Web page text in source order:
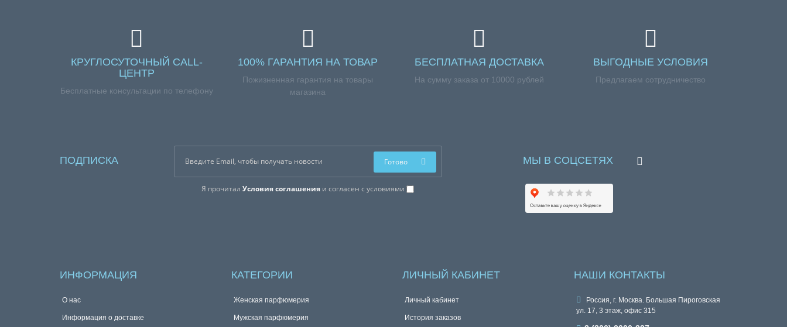
КРУГЛОСУТОЧНЫЙ CALL-
ЦЕНТР
Бесплатные консультации по телефону
100% ГАРАНТИЯ НА ТОВАР
Пожизненная гарантия на товары
магазина
БЕСПЛАТНАЯ ДОСТАВКА
На сумму заказа от 10000 рублей
ВЫГОДНЫЕ УСЛОВИЯ
Предлагаем сотрудничество
ПОДПИСКА
Я прочиталУсловия соглашения и согласен с условиями
Готово МЫ В СОЦСЕТЯХ
ИНФОРМАЦИЯ
О нас
Информация о доставке
КАТЕГОРИИ
Женская парфюмерия
Мужская парфюмерия
ЛИЧНЫЙ КАБИНЕТ
Личный кабинет
История заказов
НАШИ КОНТАКТЫ
Россия, г. Москва. Большая Пироговская
ул. 17, 3 этаж, офис 315